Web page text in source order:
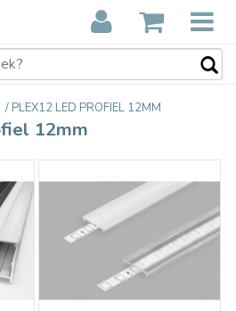
/ PLEX12 LED PROFIEL 12MM
12mm